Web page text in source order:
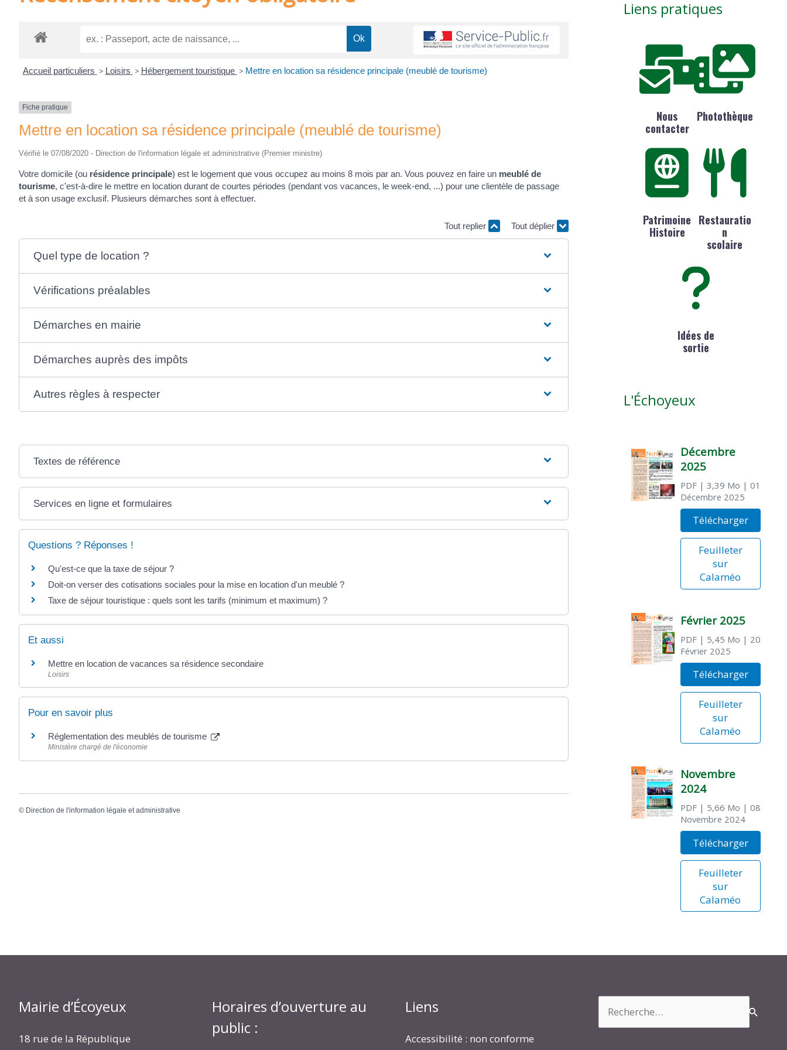
Accueil particuliers > Loisirs > Hébergement touristique > Mettre en location sa résidence principale (meublé de tourisme)
Fiche pratique
Mettre en location sa résidence principale (meublé de tourisme)
Vérifié le 07/08/2020 - Direction de l'information légale et administrative (Premier ministre)
Votre domicile (ou résidence principale) est le logement que vous occupez au moins 8 mois par an. Vous pouvez en faire un meublé de
tourisme, c'est-à-dire le mettre en location durant de courtes périodes (pendant vos vacances, le week-end, ...) pour une clientèle de passage
et à son usage exclusif. Plusieurs démarches sont à effectuer.
Tout replier Tout déplier
Quel type de location ?
Vérifications préalables
Démarches en mairie
Démarches auprès des impôts
Autres règles à respecter
Textes de référence
Services en ligne et formulaires
Questions ? Réponses !
Qu'est-ce que la taxe de séjour ?
Doit-on verser des cotisations sociales pour la mise en location d'un meublé ?
Taxe de séjour touristique : quels sont les tarifs (minimum et maximum) ?
Et aussi
Mettre en location de vacances sa résidence secondaire
Loisirs
Pour en savoir plus
Réglementation des meublés de tourisme
Ministère chargé de l'économie
© Direction de l'information légale et administrative
Liens pratiques
Nous
contacter
Photothèque
Patrimoine
Histoire
Restauratio
n
scolaire
Idées de
sortie
L'Échoyeux
Décembre
2025
PDF| 3,39 Mo | 01
Décembre 2025
Télécharger
Feuilleter
sur
Calaméo
Février 2025
PDF| 5,45 Mo | 20
Février 2025
Télécharger
Feuilleter
sur
Calaméo
Novembre
2024
PDF| 5,66 Mo | 08
Novembre 2024
Télécharger
Feuilleter
sur
Calaméo
Mairie d’Écoyeux
18 rue de la République
Horaires d’ouverture au
public :
Liens
Accessibilité : non conforme